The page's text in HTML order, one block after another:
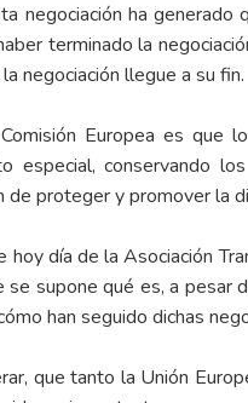
negociación ha
terminado la
negociación llegue a su fin.
Europea es que
especial, conservando
de proteger y promover la
día de la Asociación
supone qué es, a pesar
han seguido dichas
que tanto la Unión